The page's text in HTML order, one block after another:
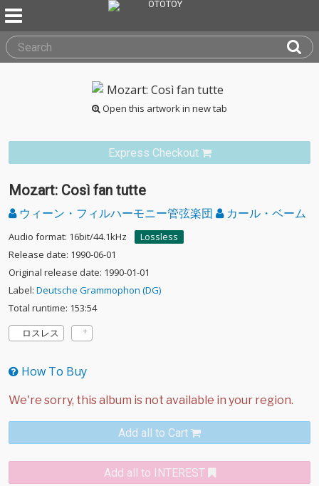
Open this artwork in new tab
Express Checkout
Mozart: Così fan tutte
ウィーン・フィルハーモニー管弦楽団 カール・ベーム
Audio format: 16bit/44.1kHz
Lossless
Release date: 1990-06-01
Original release date: 1990-01-01
Label: Deutsche Grammophon (DG)
Total runtime: 153:54
ロスレス
How To Buy
Add all to Cart
Add all to INTEREST